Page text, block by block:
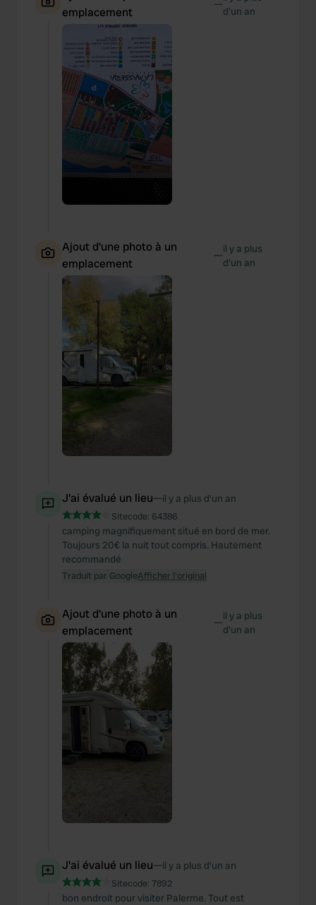
emplacement
—d’un an
Ajout d'une photo à un
emplacement
—il y a plus
d’un an
J'ai évalué un lieu—il y a plus d’un an
Sitecode: 64386
camping magnifiquement situé en bord de mer.
Toujours 20€ la nuit tout compris. Hautement
recommandé
Traduit par GoogleAfficher l'original
Ajout d'une photo à un
emplacement
—il y a plus
d’un an
J'ai évalué un lieu—il y a plus d’un an
Sitecode: 7892
bon endroit pour visiter Palerme. Tout est